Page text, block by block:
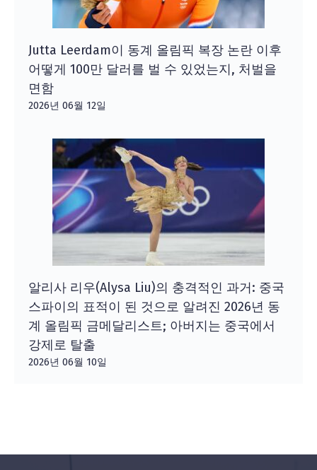
Jutta Leerdam이 동계 올림픽 복장 논란 이후
어떻게 100만 달러를 벌 수 있었는지, 처벌을
면함
2026년 06월 12일
알리사 리우(Alysa Liu)의 충격적인 과거: 중국
스파이의 표적이 된 것으로 알려진 2026년 동
계 올림픽 금메달리스트; 아버지는 중국에서
강제로 탈출
2026년 06월 10일